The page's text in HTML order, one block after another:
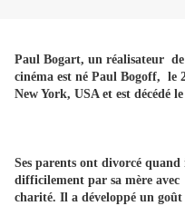
Paul Bogart, un réalisateur
cinéma est né Paul Bogoff, le
New York, USA et est décédé
Ses parents ont divorcé
difficilement par sa mère
charité. Il a développé un